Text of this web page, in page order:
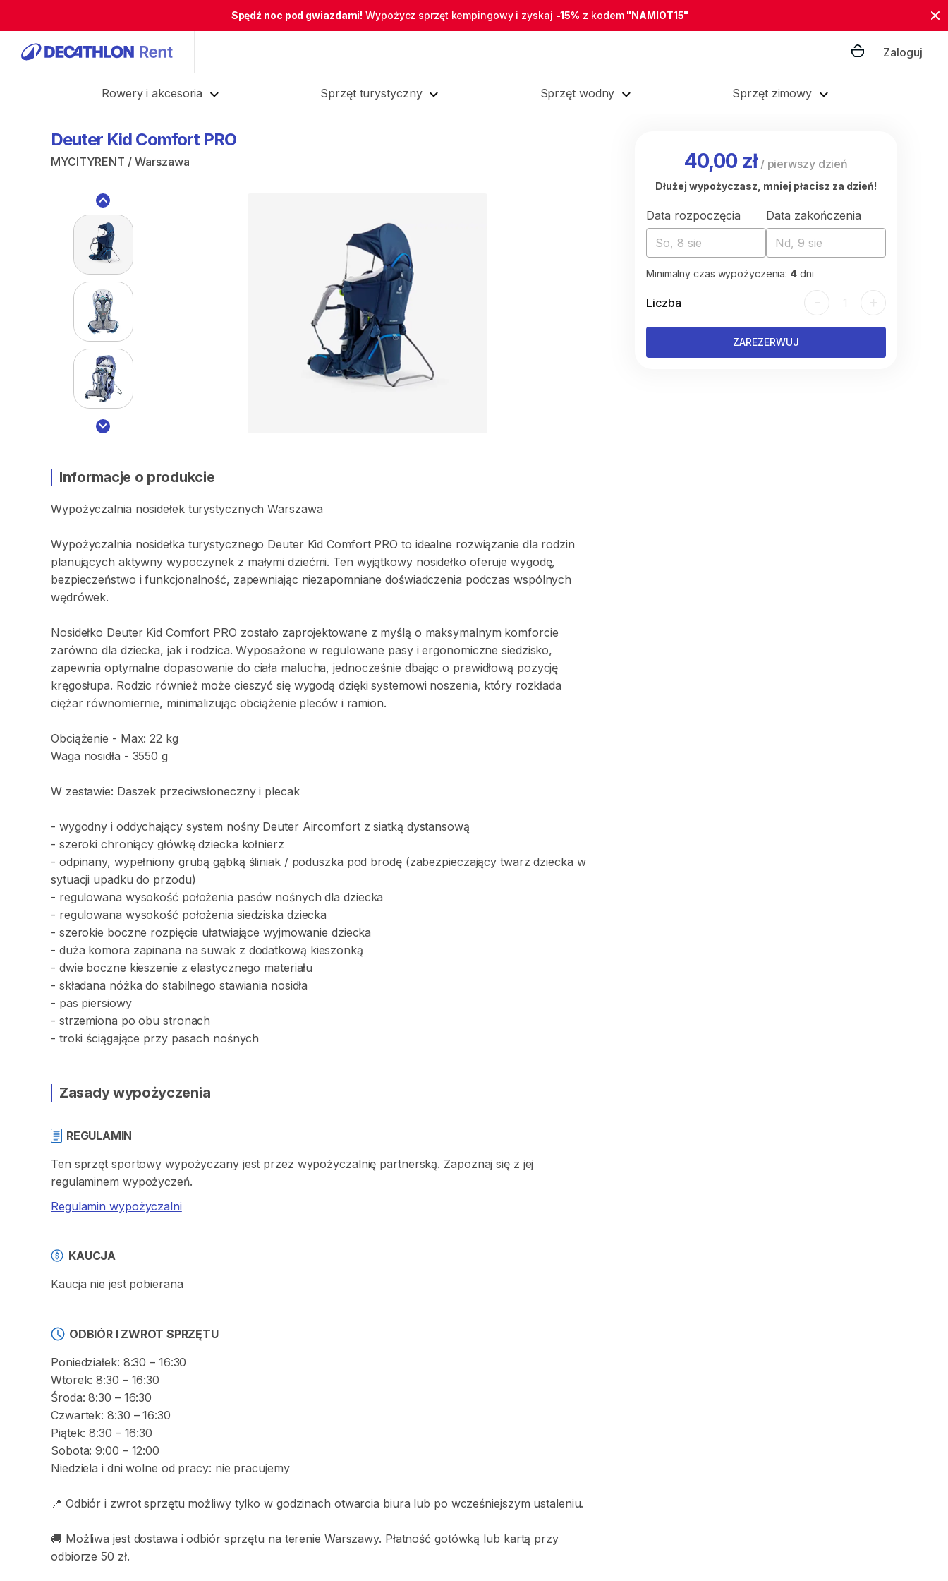
Spędź noc pod gwiazdami! Wypożycz sprzęt kempingowy i zyskaj -15% z kodem "NAMIOT15"
Zaloguj
Rowery i akcesoria Sprzęt turystyczny Sprzęt wodny Sprzęt zimowy
Deuter Kid Comfort PRO
MYCITYRENT / Warszawa
Informacje o produkcie
Wypożyczalnia nosidełek turystycznych Warszawa
Wypożyczalnia nosidełka turystycznego Deuter Kid Comfort PRO to idealne rozwiązanie dla rodzin
planujących aktywny wypoczynek z małymi dziećmi. Ten wyjątkowy nosidełko oferuje wygodę​,​
bezpieczeństwo i funkcjonalność​,​ zapewniając niezapomniane doświadczenia podczas wspólnych
wędrówek.
Nosidełko Deuter Kid Comfort PRO zostało zaprojektowane z myślą o maksymalnym komforcie
zarówno dla dziecka​,​ jak i rodzica. Wyposażone w regulowane pasy i ergonomiczne siedzisko​,​
zapewnia optymalne dopasowanie do ciała malucha​,​ jednocześnie dbając o prawidłową pozycję
kręgosłupa. Rodzic również może cieszyć się wygodą dzięki systemowi noszenia​,​ który rozkłada
ciężar równomiernie​,​ minimalizując obciążenie pleców i ramion.
Obciążenie - Max: 22 kg
Waga nosidła - 3550 g
W zestawie: Daszek przeciwsłoneczny i plecak
- wygodny i oddychający system nośny Deuter Aircomfort z siatką dystansową
- szeroki chroniący główkę dziecka kołnierz
- odpinany​,​ wypełniony grubą gąbką śliniak ​/​ poduszka pod brodę (zabezpieczający twarz dziecka w
sytuacji upadku do przodu)
- regulowana wysokość położenia pasów nośnych dla dziecka
- regulowana wysokość położenia siedziska dziecka
- szerokie boczne rozpięcie ułatwiające wyjmowanie dziecka
- duża komora zapinana na suwak z dodatkową kieszonką
- dwie boczne kieszenie z elastycznego materiału
- składana nóżka do stabilnego stawiania nosidła
- pas piersiowy
- strzemiona po obu stronach
- troki ściągające przy pasach nośnych
Zasady wypożyczenia
REGULAMIN
Ten sprzęt sportowy wypożyczany jest przez wypożyczalnię partnerską. Zapoznaj się z jej
regulaminem wypożyczeń.
Regulamin wypożyczalni
KAUCJA
Kaucja nie jest pobierana
ODBIÓR I ZWROT SPRZĘTU
Poniedziałek: 8:30 – 16:30
Wtorek: 8:30 – 16:30
Środa: 8:30 – 16:30
Czwartek: 8:30 – 16:30
Piątek: 8:30 – 16:30
Sobota: 9:00 – 12:00
Niedziela i dni wolne od pracy: nie pracujemy
📍 Odbiór i zwrot sprzętu możliwy tylko w godzinach otwarcia biura lub po wcześniejszym ustaleniu.
🚚 Możliwa jest dostawa i odbiór sprzętu na terenie Warszawy. Płatność gotówką lub kartą przy
odbiorze 50 zł.
40,00 zł/ pierwszy dzień
Dłużej wypożyczasz, mniej płacisz za dzień!
Data rozpoczęcia
So, 8 sie
Data zakończenia
Nd, 9 sie
Minimalny czas wypożyczenia: 4 dni
Liczba - 1 +
ZAREZERWUJ